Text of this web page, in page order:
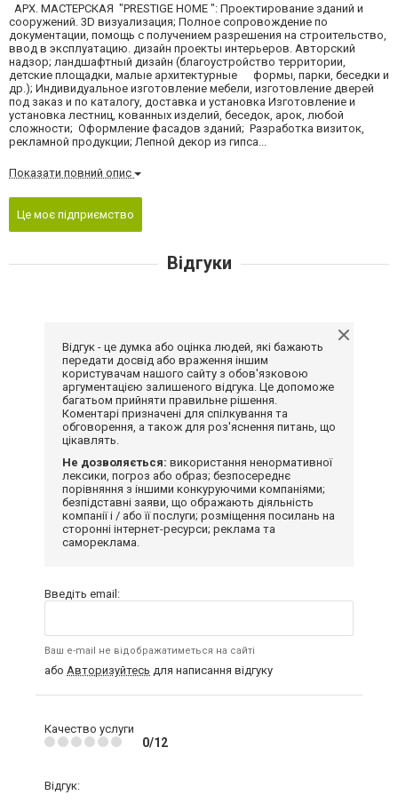
АРХ. МАСТЕРСКАЯ "PRESTIGE HOME ": Проектирование зданий и
сооружений. 3D визуализация; Полное сопровождение по
документации, помощь с получением разрешения на строительство,
ввод в эксплуатацию. дизайн проекты интерьеров. Авторский
надзор; ландшафтный дизайн (благоустройство территории,
детские площадки, малые архитектурные формы, парки, беседки и
др.); Индивидуальное изготовление мебели, изготовление дверей
под заказ и по каталогу, доставка и установка Изготовление и
установка лестниц, кованных изделий, беседок, арок, любой
сложности; Оформление фасадов зданий; Разработка визиток,
рекламной продукции; Лепной декор из гипса...
Показати повний опис
Це моє підприємство
Відгуки
Відгук - це думка або оцінка людей, які бажають
передати досвід або враження іншим
користувачам нашого сайту з обов'язковою
аргументацією залишеного відгука. Це допоможе
багатьом прийняти правильне рішення.
Коментарі призначені для спілкування та
обговорення, а також для роз'яснення питань, що
цікавлять.
Не дозволяється: використання ненормативної
лексики, погроз або образ; безпосереднє
порівняння з іншими конкуруючими компаніями;
безпідставні заяви, що ображають діяльність
компанії і / або її послуги; розміщення посилань на
сторонні інтернет-ресурси; реклама та
самореклама.
Введіть email:
Ваш e-mail не відображатиметься на сайті
або Авторизуйтесь для написання відгуку
Качество услуги
0/12
Відгук: